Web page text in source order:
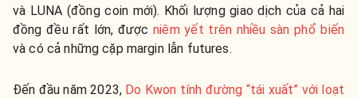
và LUNA (đồng coin mới). Khối lượng giao dịch của cả hai
đồng đều rất lớn, đượcniêm yết trên nhiều sàn phổ biến
và có cả những cặp margin lẫn futures.
Đến đầu năm 2023, Do Kwon tính đường “tái xuất” với loạt